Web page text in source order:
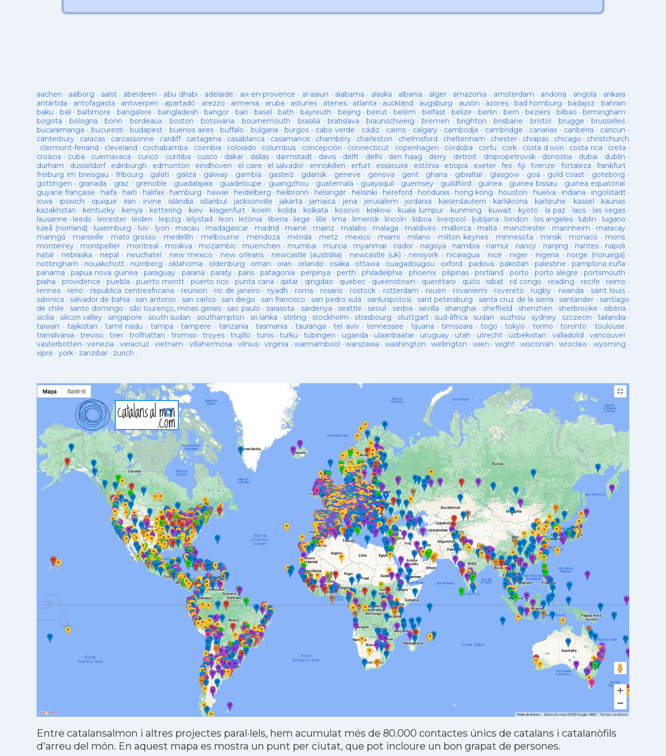
aachen · aalborg · aalst· aberdeen · abu dhabi · adelaide · aix-en-provence · al-aaiun · alabama · alaska · albania · alger· amazonia · amsterdam · andorra · angola · ankara ·
antàrtida · antofagasta · antwerpen · apartadó · arezzo · armenia · aruba · asturies· atenes · atlanta · auckland · augsburg · austin · azores· bad homburg ·badajoz · bahrain ·
baku · bali ·baltimore · bangalore · bangladesh ·bangor · bari · basel ·bath · bayreuth · beijing ·beirut · belém · belfast·belize · berlin · bern ·beziers · bilbao ·birmingham ·
bogota · bologna ·bonn ·bordeaux · boston ·botswana ·bournemouth · brasilia · bratislava ·braunschweig · bremen · brighton ·brisbane · bristol · brugge ·brusselles ·
bucaramanga · bucuresti · budapest · buenos aires·buffalo · bulgaria ·burgos · cabo verde · cádiz · cairns · calgary· cambodja · cambridge · canarias · canberra · cancun ·
canterbury · caracas · carcassonne · cardiff· cartagena · casablanca · casamance · chambéry · charleston · chelmsford · cheltenham · chester · chiapas· chicago · christchurch
· clermont-ferrand · cleveland · cochabamba · coimbra · colorado · columbus · concepción · connecticut · copenhagen · cordoba · corfu · cork · costa d ivori · costa rica · creta ·
croàcia · cuba · cuernavaca · curicó · curitiba · cusco · dakar · dallas· darmstadt· davis · delft· delhi · den haag · derry · detroit· dnipropetrovsk· donostia · dubai · dublín ·
durham · düsseldorf· edinburgh · edmonton · eindhoven · el caire · el salvador · enniskillen · erfurt· essaouira · estònia · etiopia · exeter· fes · fiji · firenze · fortaleza · frankfurt ·
freiburg im breisgau · fribourg · galati · galiza · galway· gambia · gasteiz · gdansk · geneve · genova · gent· ghana · gibraltar · glasgow· goa · gold coast · goteborg ·
gottingen · granada · graz · grenoble · guadalajara · guadeloupe · guangzhou · guatemala · guayaquil · guernsey· guildford · guinea · guinea bissau · guinea equatorial ·
guyane française · haifa · haiti · halifax· hamburg · hawaii · heidelberg · heilbronn · helsingør · helsinki · hereford · honduras· hong kong · houston · huelva · indiana · ingolstadt·
iowa · ipswich · iquique · iran · irvine · islàndia · istanbul · jacksonville · jakarta · jamaica · jena · jerusalem · jordania · kaiserslautern · karlskrona · karlsruhe · kassel · kaunas·
kazakhstan · kentucky · kenya · kettering · kiev · klagenfurt · koeln · kolda · kolkata · kosovo · krakow · kuala lumpur· kunming · kuwait· kyoto · la paz · laos · las vegas·
lausanne · leeds · leicester· leiden · leipzig · lelystad · leon · letònia · liberia · liege · lille · lima · limerick· lincoln · lisboa · liverpool · ljubljana · london · los angeles· lublin · lugano ·
luleå (norrland) · luxemburg · lviv · lyon · macau · madagascar · madrid · maine · mainz · malabo · malaga · maldives · mallorca · malta · manchester · mannheim · maracay ·
maringá · marseille · mato grosso · medellín · melbourne · mendoza · mérida · metz · mexico · miami · milano · milton keynes · minnesota · minsk· monaco · mons ·
monterrey · montpellier · montreal · moskva · mozambic · muenchen · mumbai · murcia · myanmar · nador · nagoya · namibia · namur · nancy · nanjing · nantes· napoli ·
natal · nebraska · nepal · neuchatel · new mexico · new orleans· newcastle (austràlia) · newcastle (uk) · newyork · nicaragua · nice · niger · nigeria · norge (noruega) ·
nottingham · nouakchott · nürnberg · oklahoma · oldenburg · oman · oran · orlando · osaka · ottawa · ouagadougou · oxford · padova · pakistan · palestine · pamplona iruña ·
panama ·papua nova guinea ·paraguay · parana ·paraty · paris· patagonia ·perpinya · perth ·philadelphia · phoenix·pilipinas ·portland · porto ·porto alegre ·portsmouth ·
praha · providence ·puebla ·puerto montt · puerto rico ·punta cana · qatar · qingdao · quebec· queenstown · querétaro · quito · rabat · rd congo · reading · recife · reims ·
rennes · reno · republica centreafricana · reunion · rio de janeiro · riyadh · roma · rosario · rostock · rotterdam · rouen · rovaniemi · rovereto · rugby · rwanda · saint louis ·
salonica · salvador de bahia · san antonio · san carlos · san diego · san francisco · san pedro sula · sanluispotosí· sant petersburg · santa cruz de la sierra · santander · santiago
de chile · santo domingo · são lourenço, minas gerais· sao paulo · sarasota · sardenya · seattle · seoul · serbia · sevilla · shanghai · sheffield · shenzhen · sherbrooke · sibèria ·
sicilia · silicon valley · singapore · south sudan · southampton · sri lanka · stirling · stockholm · strasbourg · stuttgart· sud-âfrica · sudan · suzhou · sydney · szczecin · tailandia ·
taiwan · tajikistan ·tamil nadu · tampa ·tampere · tanzania ·tasmania · tauranga ·tel aviv·tennessee · tijuana ·timisoara · togo ·tokyo · torino ·toronto · toulouse ·
transilvania ·treviso ·trier ·trollhattan · tromso · troyes· trujillo ·tunis ·turku ·tübingen · uganda · ulaanbaatar· uruguay· utah · utrecht · uzbekistan · valladolid · vancouver·
vasterbotten ·venezia · veracruz ·vietnam · villahermosa · vilnius·virginia · warrnambool ·warszawa · washington · wellington ·wien · wight·wisconsin ·wroclaw · wyoming ·
xipre · york · zanzibar · zurich ·
Entre catalansalmon i altres projectes paral·lels, hem acumulat més de 80.000 contactes únics de catalans i catalanòfils
d'arreu del món. En aquest mapa es mostra un punt per ciutat, que pot incloure un bon grapat de persones.